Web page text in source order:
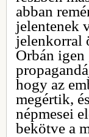
abban
jelentenek
jelenkorral
Orbán
hogy az
megértik,
népmesei
bekötve a